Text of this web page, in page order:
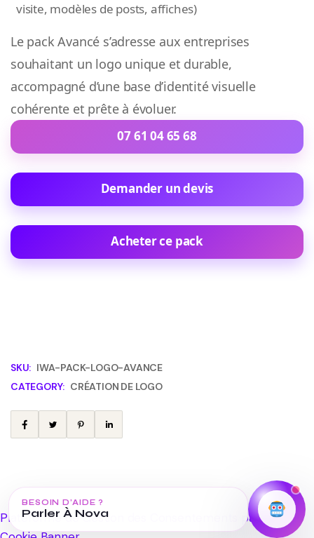
visite, modèles de posts, affiches)
Le pack Avancé s’adresse aux entreprises
souhaitant un logo unique et durable,
accompagné d’une base d’identité visuelle
cohérente et prête à évoluer.
07 61 04 65 68
Demander un devis
Acheter ce pack
SKU: IWA-PACK-LOGO-AVANCE
CATEGORY: CRÉATION DE LOGO
BESOIN D’AIDE ?
Parler À Nova
Plateforme de Gestion des Consentements par Real